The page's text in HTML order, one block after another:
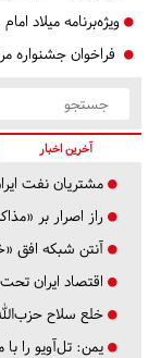
ویژه‌برنامه‌ میلاد
فراخوان جشنواره
آخرین اخبار
مشتریان نفت ایران در ۷ سال
راز اصرار بر
آنتن شبکه
اقتصاد ایران تحت
خلع سلاح
یمن: تل‌آویو را